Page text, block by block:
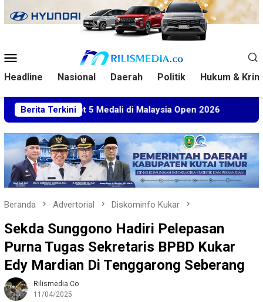
ke
Mobile
Headline Nasional Daerah Politik Hukum &
Berita Terkini
5 Medali di Malaysia Open 2026 Kuasa Hukum
Beranda Advertorial Diskominfo Kukar
Sekda Sunggono Hadiri Pelepasan
Purna Tugas Sekretaris BPBD Kukar
Edy Mardian Di Tenggarong Seberang
Rilismedia.co
11/04/2025